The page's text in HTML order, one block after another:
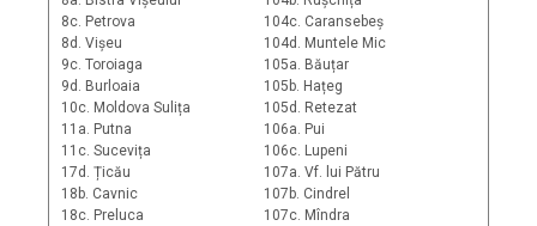
8c. Petrova
8d. Vișeu
9c. Toroiaga
9d. Burloaia
10c. Moldova Sulița
11a. Putna
11c. Sucevița
17d. Țicău
18b. Cavnic
18c. Preluca
104c. Caransebeș
104d. Muntele Mic
105a. Băuțar
105b. Hațeg
105d. Retezat
106a. Pui
106c. Lupeni
107a. Vf. lui Pătru
107b. Cindrel
107c. Mîndra